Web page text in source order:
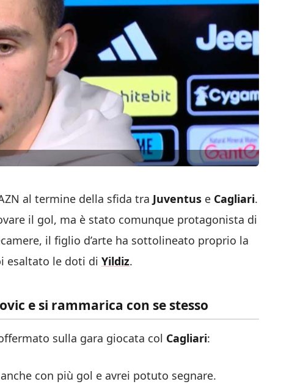
al termine della sfida tra Juventus e Cagliari.
il gol, ma è stato comunque protagonista di
il figlio d’arte ha sottolineato proprio la
esaltato le doti di Yildiz.
e si rammarica con se stesso
sulla gara giocata col Cagliari:
con più gol e avrei potuto segnare.